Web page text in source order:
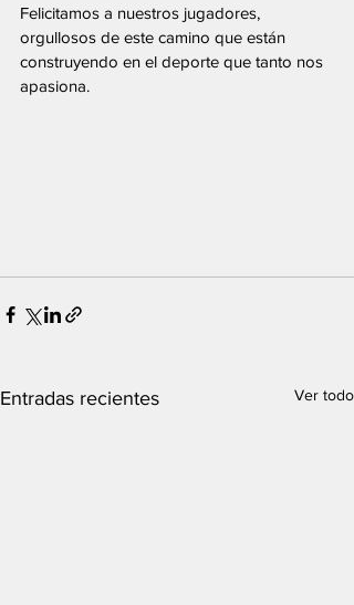
Felicitamos a nuestros jugadores,
orgullosos de este camino que están
construyendo en el deporte que tanto nos
apasiona.
Entradas recientes Ver todo